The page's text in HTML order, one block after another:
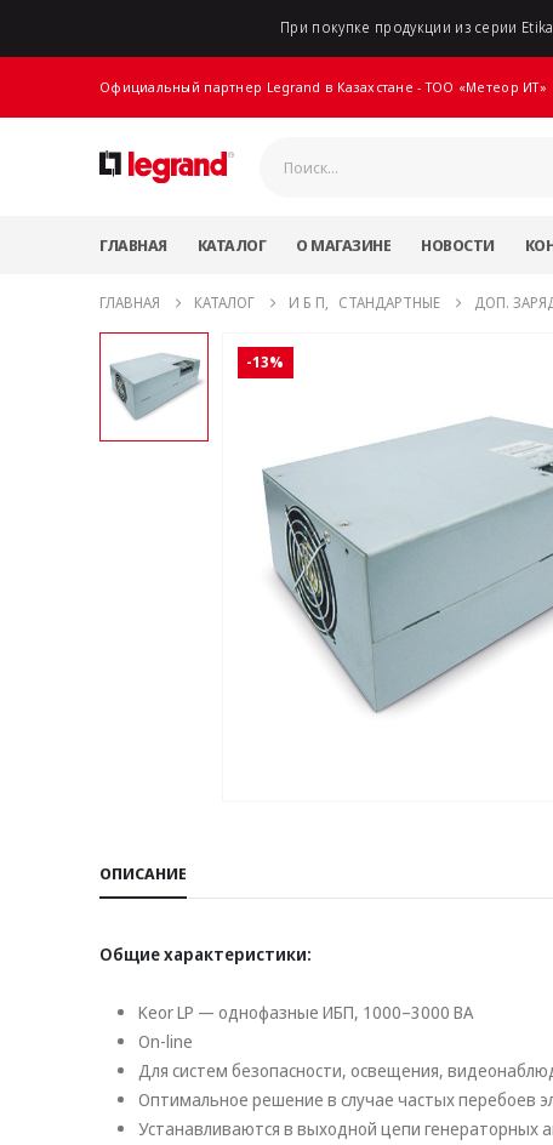
При покупке продукции из серии
Официальный партнер Legrand в Казахстане - ТОО «Метеор ИТ»
ГЛАВНАЯ КАТАЛОГ О МАГАЗИНЕ НОВОСТИ
ГЛАВНАЯ КАТАЛОГ И Б П, СТАНДАРТНЫЕ ДОП.
-13%
ОПИСАНИЕ
Общие характеристики:
Keor LP — однофазные ИБП, 1000–3000 ВА
Оn-line
Для систем безопасности, освещения,
Оптимальное решение в случае частых перебоев
Устанавливаются в выходной цепи генераторных